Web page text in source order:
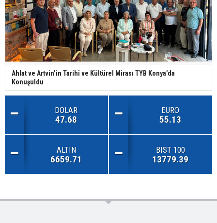
Ahlat ve Artvin’in Tarihî ve Kültürel Mirası TYB Konya’da
Konuşuldu
DOLAR
47.68
EURO
55.13
ALTIN
6659.71
BIST 100
13779.39